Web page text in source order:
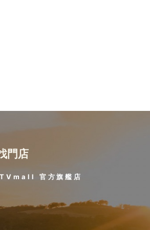
門店
官方旗艦店​